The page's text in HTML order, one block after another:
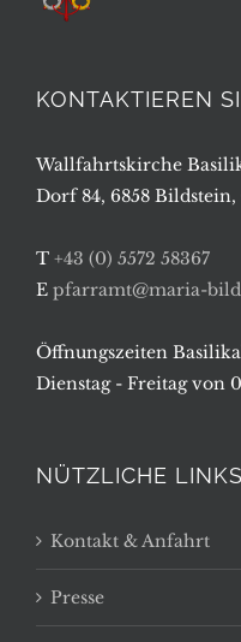
KONTAKTIEREN
Wallfahrtskirche
Dorf 84, 6858
T +43 (0) 5572 58367
E pfarramt@maria-
Öffnungszeiten
Dienstag - Freitag von
NÜTZLICHE LINKS
Kontakt & Anfahrt
Presse